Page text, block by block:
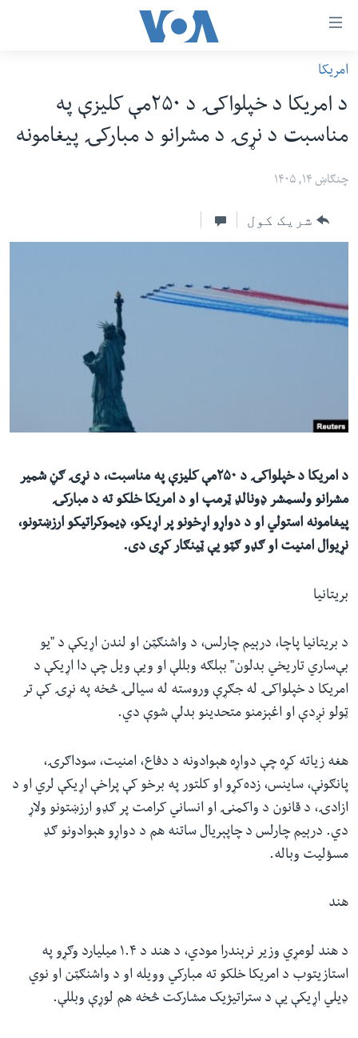
رسي
وړ
اتصالات
متن
لارښود
ته
ځای
افغانستان
سیمه
امریکا
ښځې او نجونې
روغتیا
ژبې
امریکا
د امریکا د خپلواکۍ د ۲۵۰مې کلیزې په
مناسبت د نړۍ د مشرانو د مبارکۍ پیغامونه
چنګاښ ۱۴, ۱۴۰۵
شریک کول
د امریکا د خپلواکۍ د ۲۵۰مې کلیزې په مناسبت، د نړۍ ګڼ شمیر
مشرانو ولسمشر ډونالډ ټرمپ او د امریکا خلکو ته د مبارکۍ
پیغامونه استولي او د دواړو اړخونو پر اړیکو، ډیموکراتیکو ارزښتونو،
نړیوال امنیت او ګډو ګټو یې ټینګار کړی دی.
بریتانیا
د بریتانیا پاچا، درېیم چارلس، د واشنګټن او لندن اړیکې د "یو
بې‌ساري تاریخي بدلون" بېلګه وبللې او ویې ویل چې دا اړیکې د
امریکا د خپلواکۍ له جګړې وروسته له سیالۍ څخه په نړۍ کې تر
ټولو نږدې او اغېزمنو متحدینو بدلې شوې دي.
هغه زیاته کړه چې دواړه هېوادونه د دفاع، امنیت، سوداګرۍ،
پانګونې، ساینس، زده‌کړو او کلتور په برخو کې پراخې اړیکې لري او د
ازادۍ، د قانون د واکمنۍ او انساني کرامت پر ګډو ارزښتونو ولاړ
دي. درېیم چارلس د چاپېریال ساتنه هم د دواړو هېوادونو ګډ
مسؤلیت وباله.
هند
د هند لومړي وزیر نرېندرا مودي، د هند د ۱.۴ میلیارد وګړو په
استازیتوب د امریکا خلکو ته مبارکي وویله او د واشنګټن او نوي
ډیلي اړیکې یې د ستراتیژیک مشارکت څخه هم لوړې وبللې.